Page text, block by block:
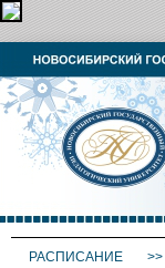
РАСПИСАНИЕ >>